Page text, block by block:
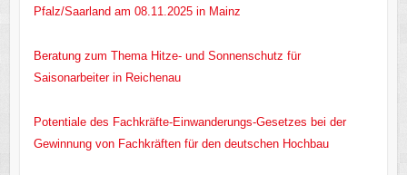
Pfalz/Saarland am 08.11.2025 in Mainz
Beratung zum Thema Hitze- und Sonnenschutz für
Saisonarbeiter in Reichenau
Potentiale des Fachkräfte-Einwanderungs-Gesetzes bei der
Gewinnung von Fachkräften für den deutschen Hochbau